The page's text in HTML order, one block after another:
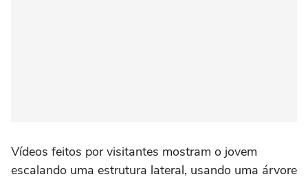
Vídeos feitos por visitantes mostram o jovem
escalando uma estrutura lateral, usando uma árvore